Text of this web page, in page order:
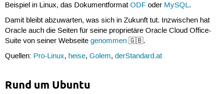
Beispiel in Linux, das Dokumentformat ODFoder MySQL.
Damit bleibt abzuwarten, was sich in Zukunft tut. Inzwischen hat
Oracle auch die Seiten für seine proprietäre Oracle Cloud Office-
Suite von seiner Webseite genommen🇬🇧.
Quellen: Pro-Linux, heise, Golem, derStandard.at
Rund um Ubuntu